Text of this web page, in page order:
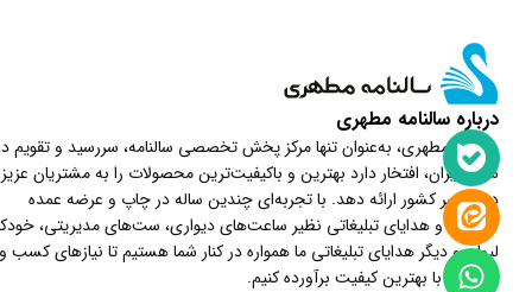
درباره سالنامه مطهری
سالنامه مطهری، به‌عنوان تنها مرکز پخش تخصصی سالنامه، سررسید و تقویم
شمال ایران، افتخار دارد بهترین و باکیفیت‌ترین محصولات را به مشتریان عزیز
در سراسر کشور ارائه دهد. با تجربه‌ای چندین ساله در چاپ و عرضه عمده
سررسید و هدایای تبلیغاتی نظیر ساعت‌های دیواری، ست‌های مدیریتی،
لیوان و دیگر هدایای تبلیغاتی ما همواره در کنار شما هستیم تا نیازهای کسب و
کارتان را با بهترین کیفیت برآورده کنیم.